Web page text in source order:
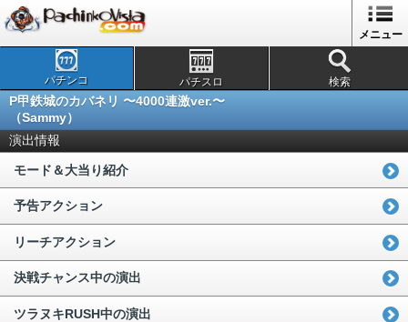
メニュー
パチンコ パチスロ 検索
P甲鉄城のカバネリ 〜4000連激ver.〜
（Sammy）
演出情報
モード＆大当り紹介
予告アクション
リーチアクション
決戦チャンス中の演出
ツラヌキRUSH中の演出